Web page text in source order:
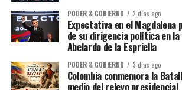
PODER & GOBIERNO 2 días ago
Expectativa en el
de su dirigencia política en la
Abelardo de la Espriella
PODER & GOBIERNO 3 días ago
Colombia conmemora la